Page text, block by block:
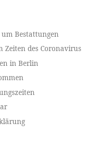
Bestattungen
Zeiten des Coronavirus
in Berlin